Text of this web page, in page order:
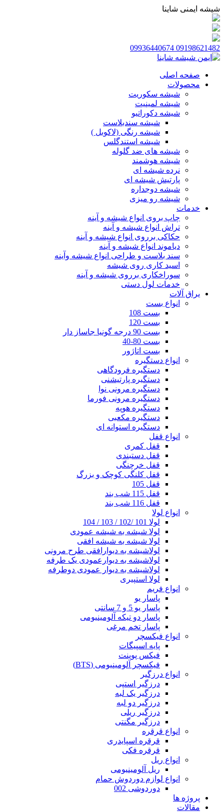
شیشه ایمنی شاینا
09198621482
09936440674
صفحه اصلی
محصولات
شیشه سکوریت
شیشه لمینیت
شیشه دکوراتیو
شیشه سندبلاست
شیشه رنگی (لاکوبل )
شیشه استندگلس
شیشه های ضد گلوله
شیشه هوشمند
نرده شیشه ای
پارتیش شیشه ای
شیشه دوجداره
شیشه رو میزی
خدمات
چاپ بروی انواع شیشه و آینه
تراش انواع شیشه و آینه
حکاکی برروی انواع شیشه و آینه
دیاموند انواع شیشه و آینه
سند بلاست و طراحی انواع شیشه وآینه
اسید کاری روی شیشه
سوراخکاری برروی شیشه و آینه
خدمات لول دستی
یراق آلات
انواع بست
بست 108
بست 120
بست 90 درجه گونیا جاساز دار
بست 80-40
بست اتاژور
انواع دستگیره
دستگیره فرودگاهی
دستگیره پارتیشنی
دستگیره مرونی نوا
دستگیره مرونی فورما
دستگیره هوپه
دستگیره مکعبی
دستگیره استوانه ای
انواع قفل
قفل کمری
قفل دستبندی
قفل خرچنگی
قفل کلنگی کوچک و بزرگ
قفل 105
قفل 115 شب بند
قفل 116 شب بند
انواع لولا
لولا 101 /102 / 103 / 104
لولا شیشه به شیشه عمودی
لولا شیشه به شیشه افقی
لولاشیشه به دیوارافقی طرح مرونی
لولاشیشه به دیوارعمودی یک طرفه
لولاشیشه به دیوار عمودی دوطرفه
لولا استپیری
انواع فریم
پاسار یو
پاسار یو 5 و 7 سانتی
پاسار دو تیکه آلومینیومی
پاسار تخم مرغی
انواع فیکسچر
پایه اسپیگات
فیکس پوینت
فیکسچر آلومینیومی (BTS)
انواع درزگیر
درزگیر استپی
درزگیر یک لبه
درزگیر دو لبه
درزگیر ریلی
درزگیر مگنتی
انواع قرقره
قرقره اسپایدری
قرقره فکی
انواع ریل
ریل آلومینیومی
انواع لوازم دوردوش حمام
دوردوشی 002
پروژه ها
مقالات